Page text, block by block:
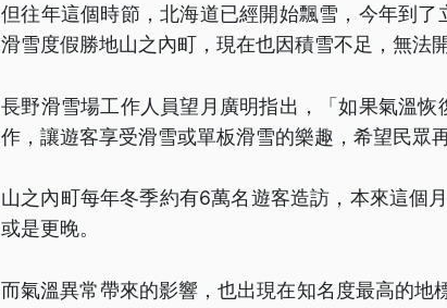
但往年這個時節，北海道已經開始飄雪，今年到
滑雪度假勝地山之內町，現在也因積雪不足，無法開
長野滑雪場工作人員望月廣明指出，「如果氣溫
作，讓遊客享受滑雪或單板滑雪的樂趣，希望民眾
山之內町每年冬季約有6萬名遊客造訪，本來這個
或是更晚。
而氣溫異常帶來的影響，也出現在知名度最高的